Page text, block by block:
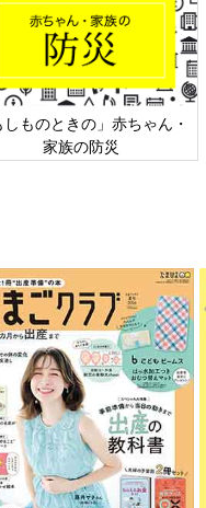
しものときの」赤ちゃん・
家族の防災